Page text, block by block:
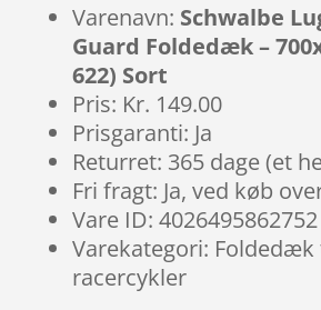
Varenavn: Schwalbe
Guard Foldedæk –
622) Sort
Pris: Kr. 149.00
Prisgaranti: Ja
Returret: 365 dage (et
Fri fragt: Ja, ved køb
Vare ID: 4026495862752
Varekategori: Foldedæk
racercykler